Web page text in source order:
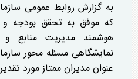
به گزارش روابط عمومی
که موفق به تحقق بودجه و
هوشمند مدیریت منابع و
نمایشگاهی مسئله محور
عنوان مدیران ممتاز مورد